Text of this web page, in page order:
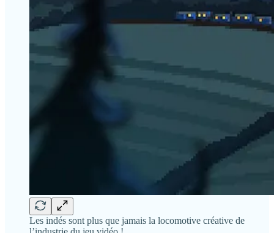
Les indés sont plus que jamais la locomotive créative de